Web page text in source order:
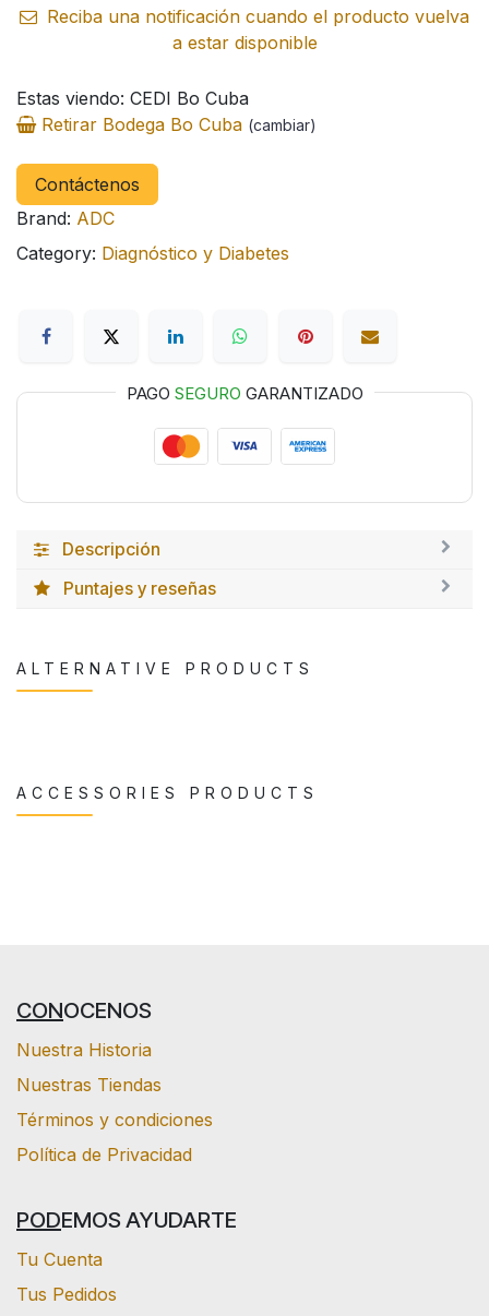
Reciba una notificación cuando el producto vuelva
a estar disponible
Estas viendo: CEDI Bo Cuba
Retirar Bodega Bo Cuba (cambiar)
Contáctenos
Brand: ADC
Category: Diagnóstico y Diabetes
PAGO SEGURO GARANTIZADO
Descripción
Puntajes y reseñas
ALTERNATIVE PRODUCTS
ACCESSORIES PRODUCTS
CONOCENOS
Nuestra Historia
Nuestras Tiendas
Términos y condiciones
Política de Privacidad
PODEMOS AYUDARTE
Tu Cuenta
Tus Pedidos